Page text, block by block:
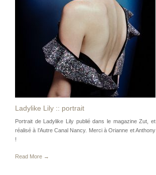
Ladylike Lily :: portrait
Portrait de Ladylike Lily publié dans le magazine Zut, et
réalisé à l’Autre Canal Nancy. Merci à Orianne et Anthony
!
Read More →